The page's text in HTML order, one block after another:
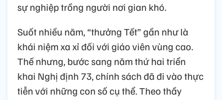
sự nghiệp trồng người nơi gian khó.
Suốt nhiều năm, “thưởng Tết” gần như là
khái niệm xa xỉ đối với giáo viên vùng cao.
Thế nhưng, bước sang năm thứ hai triển
khai Nghị định 73, chính sách đã đi vào thực
tiễn với những con số cụ thể. Theo thầy